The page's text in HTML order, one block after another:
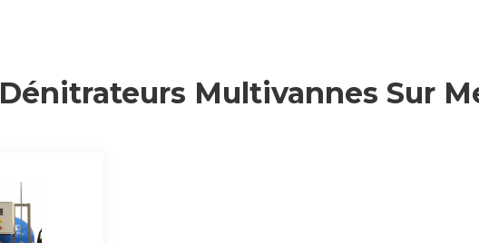
Dénitrateurs Multivannes Sur